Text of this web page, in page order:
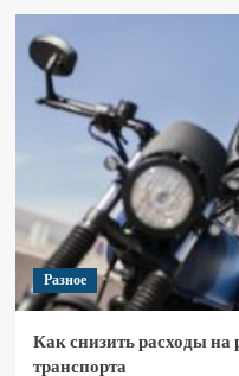
Разное
Как снизить расходы на
транспорта